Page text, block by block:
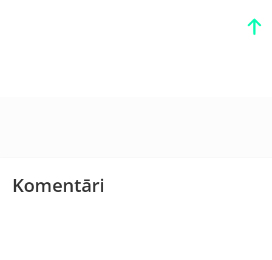
Komentāri